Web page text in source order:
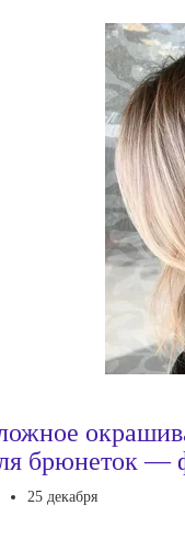
брюнеток —
25 декабря